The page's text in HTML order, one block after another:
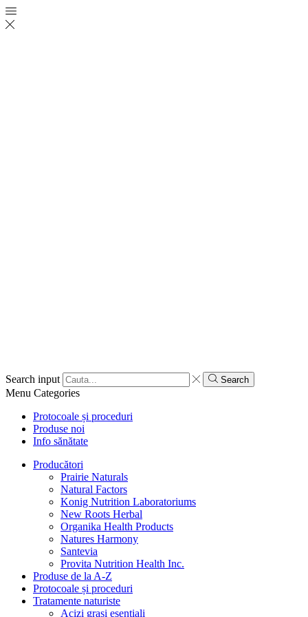
Search input Search
Menu Categories
Protocoale și proceduri
Produse noi
Info sănătate
Producători
Prairie Naturals
Natural Factors
Konig Nutrition Laboratoriums
New Roots Herbal
Organika Health Products
Natures Harmony
Santevia
Provita Nutrition Health Inc.
Produse de la A-Z
Protocoale și proceduri
Tratamente naturiste
Acizi grași esențiali